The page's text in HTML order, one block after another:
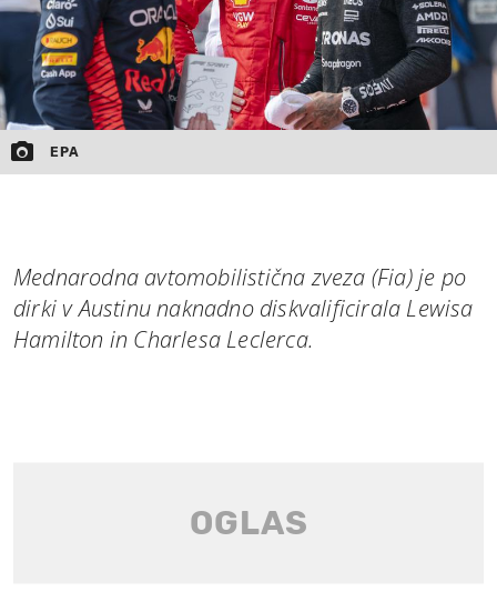
EPA
Mednarodna avtomobilistična zveza (Fia) je po
dirki v Austinu naknadno diskvalificirala Lewisa
Hamilton in Charlesa Leclerca.